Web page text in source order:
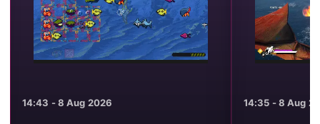
14:43 - 8 Aug 2026 14:35 - 8 Aug